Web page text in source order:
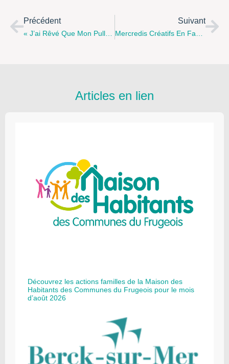
Précédent Suivant
Articles en lien
Découvrez les actions familles de la Maison des
Habitants des Communes du Frugeois pour le mois
d’août 2026